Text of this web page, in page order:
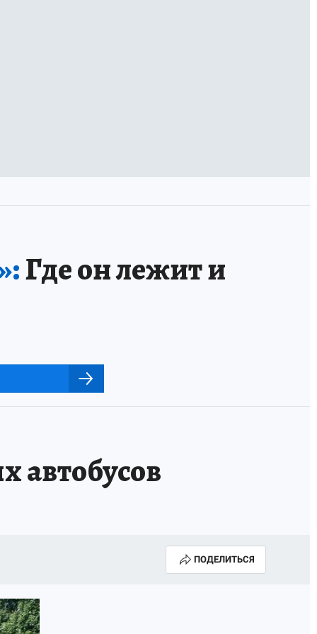
Где он лежит и
ПОДЕЛИТЬСЯ